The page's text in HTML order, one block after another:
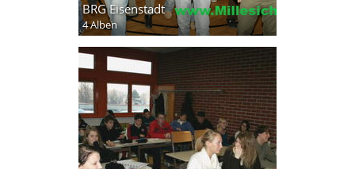
BRG Eisenstadt
4 Alben